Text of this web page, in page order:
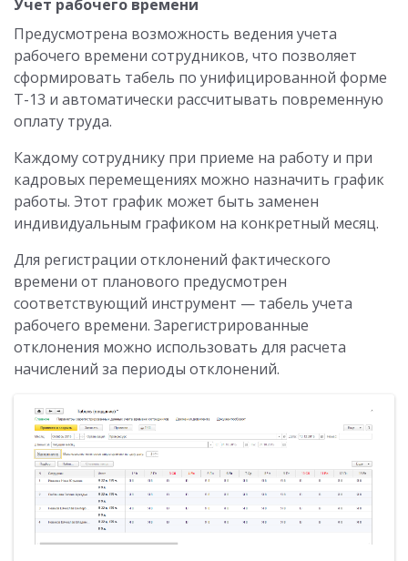
Учет рабочего времени
Предусмотрена возможность ведения учета
рабочего времени сотрудников, что позволяет
сформировать табель по унифицированной форме
Т-13 и автоматически рассчитывать повременную
оплату труда.
Каждому сотруднику при приеме на работу и при
кадровых перемещениях можно назначить график
работы. Этот график может быть заменен
индивидуальным графиком на конкретный месяц.
Для регистрации отклонений фактического
времени от планового предусмотрен
соответствующий инструмент — табель учета
рабочего времени. Зарегистрированные
отклонения можно использовать для расчета
начислений за периоды отклонений.